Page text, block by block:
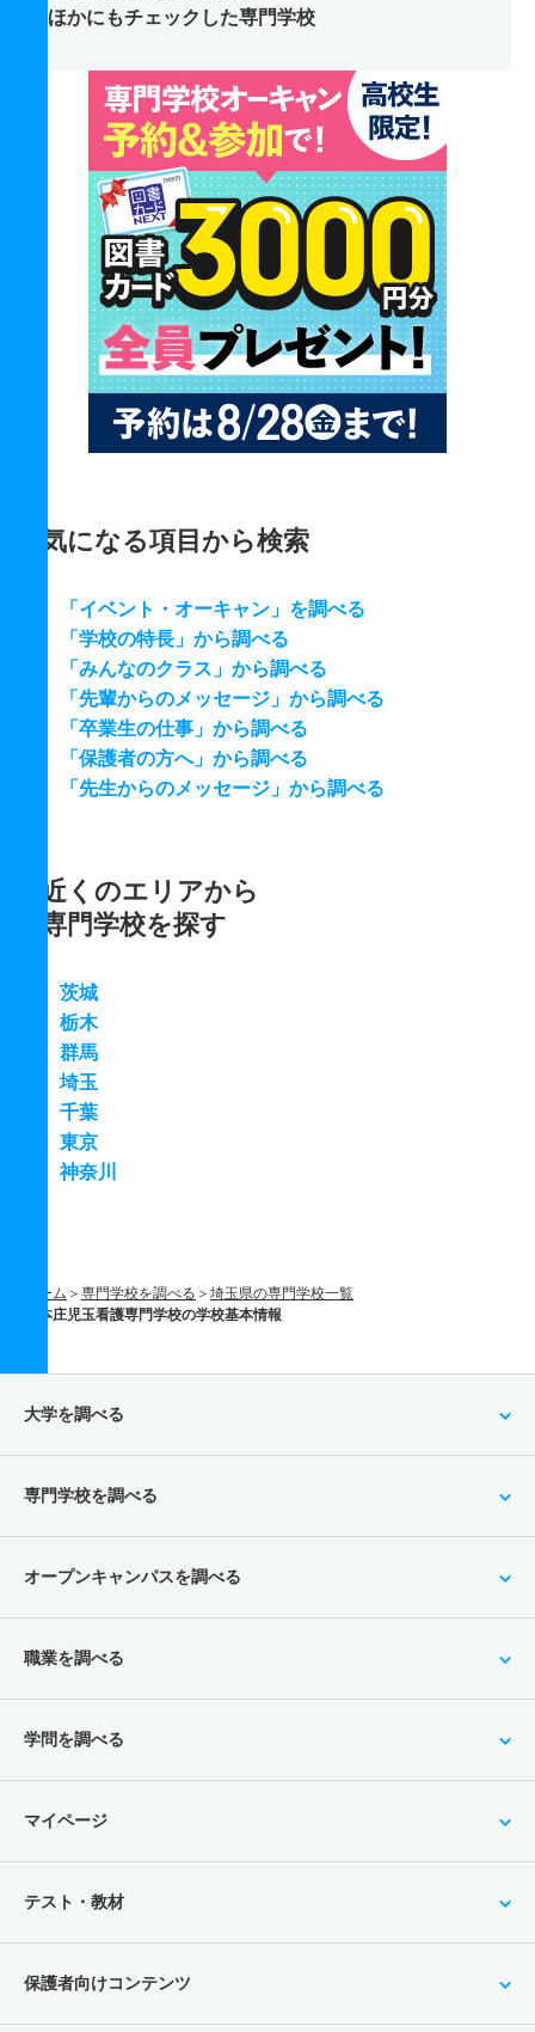
ほかにもチェックした専門学校
気になる項目から検索
「イベント・オーキャン」を調べる
「学校の特長」から調べる
「みんなのクラス」から調べる
「先輩からのメッセージ」から調べる
「卒業生の仕事」から調べる
「保護者の方へ」から調べる
「先生からのメッセージ」から調べる
近くのエリアから
専門学校を探す
茨城
栃木
群馬
埼玉
千葉
東京
神奈川
ホーム 専門学校を調べる
埼玉県の専門学校一覧
本庄児玉看護専門学校の学校基本情報
大学を調べる
専門学校を調べる
オープンキャンパスを調べる
職業を調べる
学問を調べる
マイページ
テスト・教材
保護者向けコンテンツ